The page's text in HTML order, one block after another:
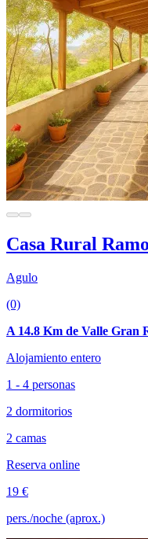
Casa Rural
Agulo
(0)
A 14.8 Km de Valle Gran
Alojamiento entero
1 - 4 personas
2 dormitorios
2 camas
Reserva online
19 €
pers./noche (aprox.)